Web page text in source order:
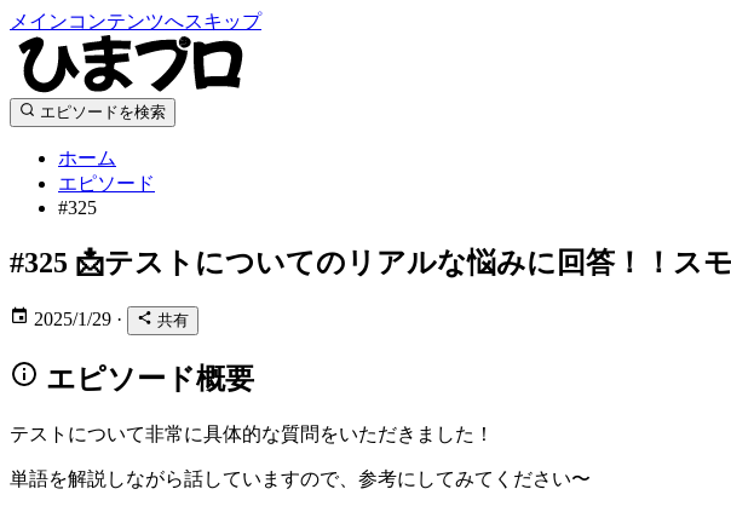
メインコンテンツへスキップ
エピソードを検索
ホーム
エピソード
#325
#325 📩テストについてのリアルな悩みに回答！！ス
2025/1/29 · 共有
エピソード概要
テストについて非常に具体的な質問をいただきました！
単語を解説しながら話していますので、参考にしてみてください〜